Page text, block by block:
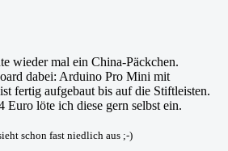
wieder mal ein China-Päckchen.
dabei: Arduino Pro Mini mit
fertig aufgebaut bis auf die Stiftleisten.
Euro löte ich diese gern selbst ein.
schon fast niedlich aus ;-)